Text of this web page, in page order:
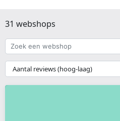
31 webshops
Zoek
een
webshop
{{
__('Sort')
}}